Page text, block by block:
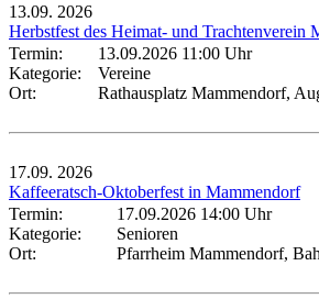
13.09. 2026
Herbstfest des Heimat- und Trachtenverein
Termin:
13.09.2026 11:00 Uhr
Kategorie:
Vereine
Ort:
Rathausplatz Mammendorf,
17.09. 2026
Kaffeeratsch-Oktoberfest in Mammendorf
Termin:
17.09.2026 14:00 Uhr
Kategorie:
Senioren
Ort:
Pfarrheim Mammendorf,